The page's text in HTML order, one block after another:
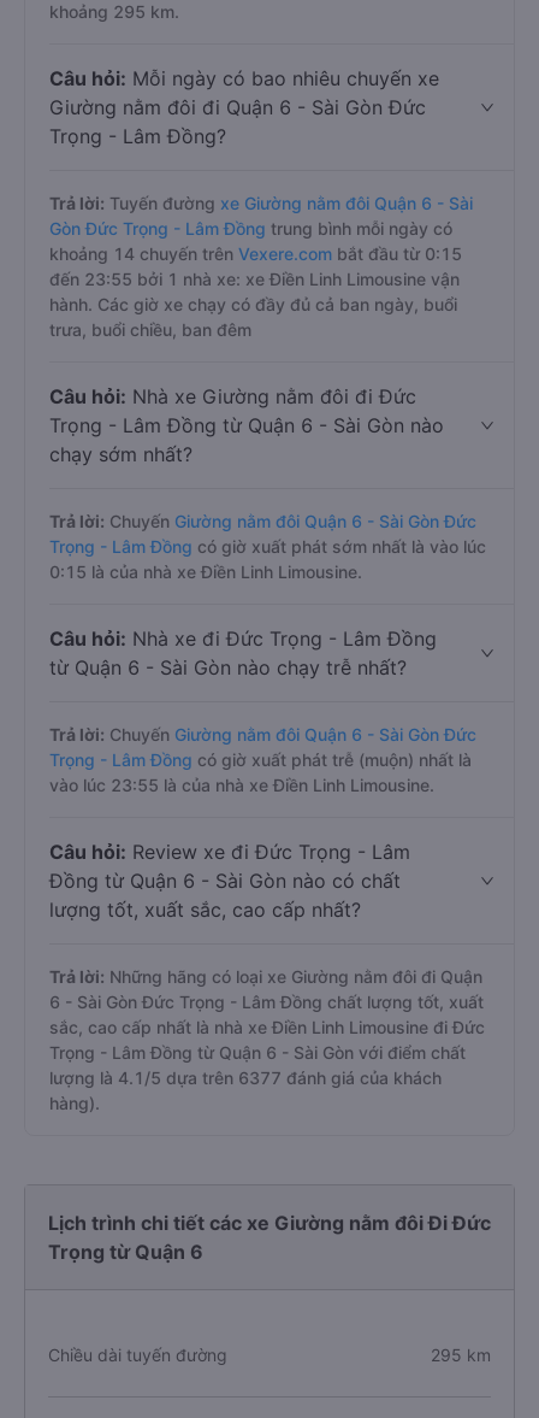
khoảng 295 km.
Câu hỏi: Mỗi ngày có bao nhiêu chuyến xe
Giường nằm đôi đi Quận 6 - Sài Gòn Đức
Trọng - Lâm Đồng?
Trả lời: Tuyến đường xe Giường nằm đôi Quận 6 - Sài
Gòn Đức Trọng - Lâm Đồng trung bình mỗi ngày có
khoảng 14 chuyến trên Vexere.com bắt đầu từ 0:15
đến 23:55 bởi 1 nhà xe: xe Điền Linh Limousine vận
hành. Các giờ xe chạy có đầy đủ cả ban ngày, buổi
trưa, buổi chiều, ban đêm
Câu hỏi: Nhà xe Giường nằm đôi đi Đức
Trọng - Lâm Đồng từ Quận 6 - Sài Gòn nào
chạy sớm nhất?
Trả lời: Chuyến Giường nằm đôi Quận 6 - Sài Gòn Đức
Trọng - Lâm Đồng có giờ xuất phát sớm nhất là vào lúc
0:15 là của nhà xe Điền Linh Limousine.
Câu hỏi: Nhà xe đi Đức Trọng - Lâm Đồng
từ Quận 6 - Sài Gòn nào chạy trễ nhất?
Trả lời: Chuyến Giường nằm đôi Quận 6 - Sài Gòn Đức
Trọng - Lâm Đồng có giờ xuất phát trễ (muộn) nhất là
vào lúc 23:55 là của nhà xe Điền Linh Limousine.
Câu hỏi: Review xe đi Đức Trọng - Lâm
Đồng từ Quận 6 - Sài Gòn nào có chất
lượng tốt, xuất sắc, cao cấp nhất?
Trả lời: Những hãng có loại xe Giường nằm đôi đi Quận
6 - Sài Gòn Đức Trọng - Lâm Đồng chất lượng tốt, xuất
sắc, cao cấp nhất là nhà xe Điền Linh Limousine đi Đức
Trọng - Lâm Đồng từ Quận 6 - Sài Gòn với điểm chất
lượng là 4.1/5 dựa trên 6377 đánh giá của khách
hàng).
Lịch trình chi tiết các xe Giường nằm đôi Đi Đức
Trọng từ Quận 6
Chiều dài tuyến đường 295 km